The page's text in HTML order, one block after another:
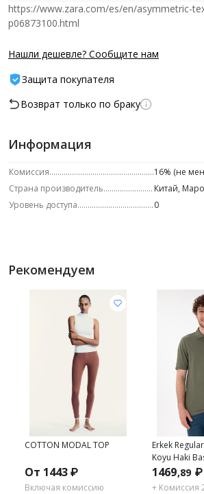
https://www.zara.com/es/en/asymmetric-
p06873100.html
Нашли дешевле? Сообщите нам
Защита покупателя
Возврат только по браку
Информация
Комиссия
16% (не
Страна производитель
Китай,
Уровень доступа
0
Рекомендуем
COTTON MODAL TOP
От 1443 ₽
Включая комиссию
Erkek
Koyu Haki
1469,89 ₽
+ Комиссия